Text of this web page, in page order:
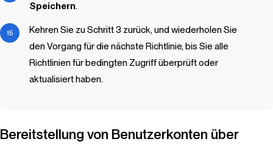
Speichern.
Kehren Sie zu Schritt 3 zurück, und wiederholen Sie
den Vorgang für die nächste Richtlinie, bis Sie alle
Richtlinien für bedingten Zugriff überprüft oder
aktualisiert haben.
Bereitstellung von Benutzerkonten über